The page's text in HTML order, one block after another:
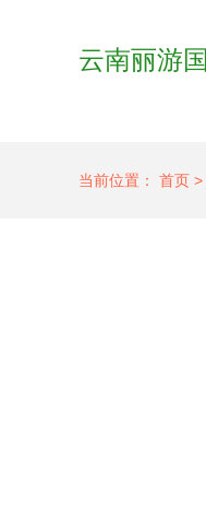
云南丽游
当前位置： 首页 >